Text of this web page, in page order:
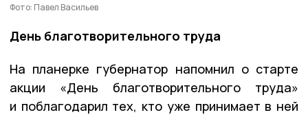
Фото: Павел Васильев
День благотворительного труда
На планерке губернатор напомнил о старте
акции «День благотворительного труда»
и поблагодарил тех, кто уже принимает в ней